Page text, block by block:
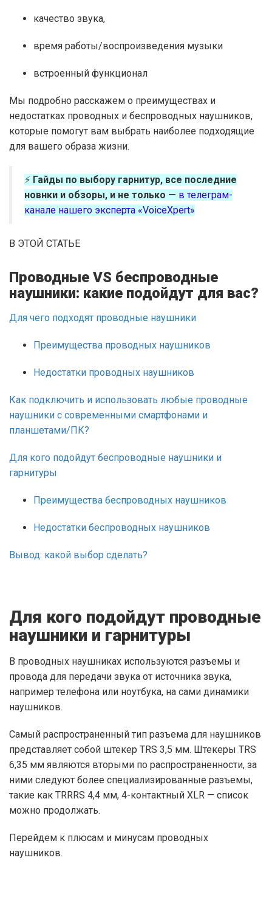
качество звука,
время работы/воспроизведения музыки
встроенный функционал
Мы подробно расскажем о преимуществах и
недостатках проводных и беспроводных наушников,
которые помогут вам выбрать наиболее подходящие
для вашего образа жизни.
⚡ Гайды по выбору гарнитур, все последние
новнки и обзоры, и не только — в телеграм-
канале нашего эксперта «VoiceXpert»
В ЭТОЙ СТАТЬЕ
Проводные VS беспроводные
наушники: какие подойдут для вас?
Для чего подходят проводные наушники
Преимущества проводных наушников
Недостатки проводных наушников
Как подключить и использовать любые проводные
наушники с современными смартфонами и
планшетами/ПК?
Для кого подойдут беспроводные наушники и
гарнитуры
Преимущества беспроводных наушников
Недостатки беспроводных наушников
Вывод: какой выбор сделать?
Для кого подойдут проводные
наушники и гарнитуры
В проводных наушниках используются разъемы и
провода для передачи звука от источника звука,
например телефона или ноутбука, на сами динамики
наушников.
Самый распространенный тип разъема для наушников
представляет собой штекер TRS 3,5 мм. Штекеры TRS
6,35 мм являются вторыми по распространенности, за
ними следуют более специализированные разъемы,
такие как TRRRS 4,4 мм, 4-контактный XLR — список
можно продолжать.
Перейдем к плюсам и минусам проводных
наушников.